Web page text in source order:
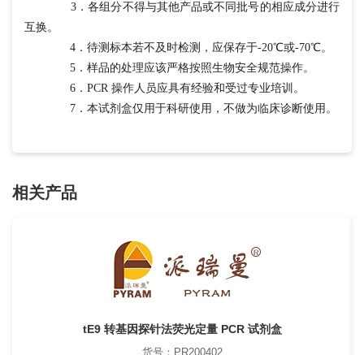
3．各组分不得与其他产品或不同批号的相应成分进行
互换。
4．待测标本若不及时检测，应保存于-20℃或-70℃。
5．样品的处理应该严格按照生物安全规范操作。
6．PCR 操作人员应具有经验和受过专业培训。
7．本试剂盒仅用于科研使用，不做为临床诊断使用。
相关产品
tE9 转基因探针法荧光定量 PCR 试剂盒
货号：PR200402